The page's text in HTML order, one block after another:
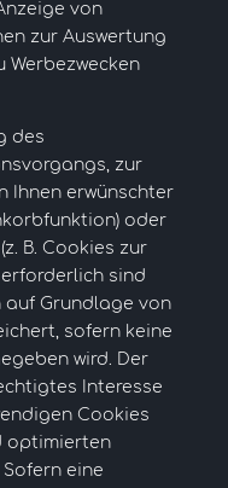
von
zur Auswertung
des
zur
Ihnen erwünschter
oder
B. Cookies zur
sind
auf Grundlage von
sofern keine
wird. Der
Interesse
Cookies
optimierten
eine